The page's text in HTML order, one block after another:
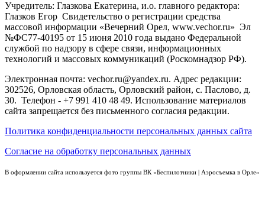
Учредитель: Глазкова Екатерина, и.о. главного редактора:
Глазков Егор Свидетельство о регистрации средства
массовой информации «Вечерний Орел, www.vechor.ru» Эл
№ФС77-40195 от 15 июня 2010 года выдано Федеральной
службой по надзору в сфере связи, информационных
технологий и массовых коммуникаций (Роскомнадзор РФ).
Электронная почта: vechor.ru@yandex.ru. Адрес редакции:
302526, Орловская область, Орловский район, с. Паслово, д.
30. Телефон - +7 991 410 48 49. Использование материалов
сайта запрещается без письменного согласия редакции.
Политика конфиденциальности персональных данных сайта
Согласие на обработку персональных данных
В оформлении сайта используется фото группы ВК «Беспилотники | Аэросъемка в Орле»